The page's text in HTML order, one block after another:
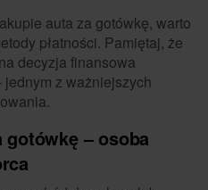
auta za gotówkę, warto
płatności. Pamiętaj, że
decyzja finansowa
z ważniejszych
– osoba